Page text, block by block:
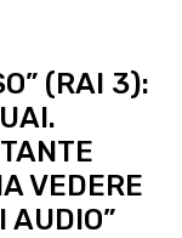
(RAI 3):
VEDERE
AUDIO”